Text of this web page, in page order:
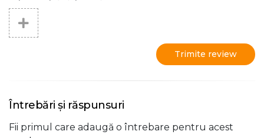
Trimite review
Întrebări și răspunsuri
Fii primul care adaugă o întrebare pentru acest